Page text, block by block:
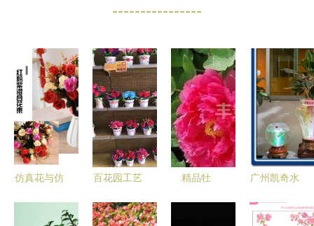
----------------
仿真花与仿
室内空间注
百花园工艺
地摊展会礼
精品牡
广州凯奇水
厂 专业与